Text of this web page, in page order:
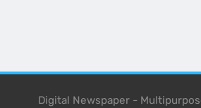
Digital Newspaper -